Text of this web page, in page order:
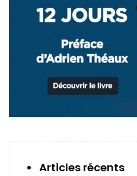
Articles récents